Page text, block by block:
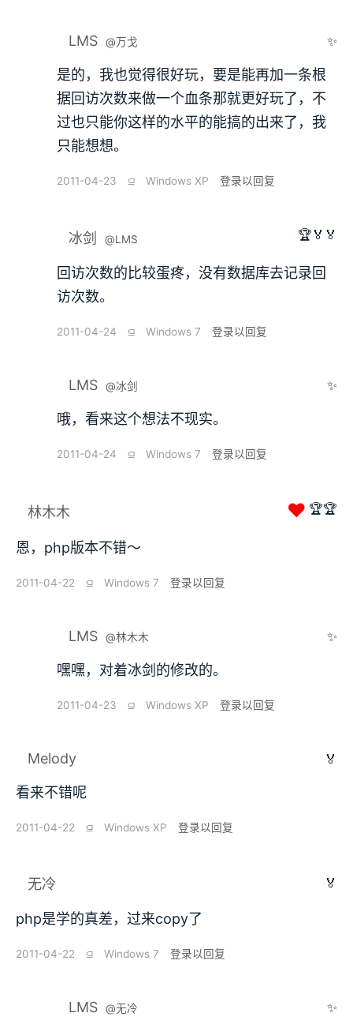
LMS @万戈 ✨
是的，我也觉得很好玩，要是能再加一条根
据回访次数来做一个血条那就更好玩了，不
过也只能你这样的水平的能搞的出来了，我
只能想想。
2011-04-23 ⫑ Windows XP 登录以回复
冰剑 @LMS 🏆🏅🏅
回访次数的比较蛋疼，没有数据库去记录回
访次数。
2011-04-24 ⫑ Windows 7 登录以回复
LMS @冰剑 ✨
哦，看来这个想法不现实。
2011-04-24 ⫑ Windows 7 登录以回复
林木木 ❤ 🏆🏆
恩，php版本不错～
2011-04-22 ⫑ Windows 7 登录以回复
LMS @林木木 ✨
嘿嘿，对着冰剑的修改的。
2011-04-23 ⫑ Windows XP 登录以回复
Melody 🏅
看来不错呢
2011-04-22 ⫑ Windows XP 登录以回复
无冷 🏅
php是学的真差，过来copy了
2011-04-22 ⫑ Windows 7 登录以回复
LMS @无冷 ✨